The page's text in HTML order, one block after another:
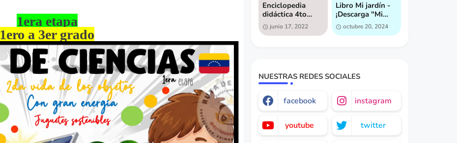
1era etapa
1ero a 3er grado
Enciclopedia
didáctica 4to
grado - Descarga
gratis
junio 17, 2022
Libro Mi jardín -
¡Descarga "Mi
Jardín" ahora
mismo [GRATIS]!
octubre 20, 2024
NUESTRAS REDES SOCIALES
facebook instagram
youtube twitter